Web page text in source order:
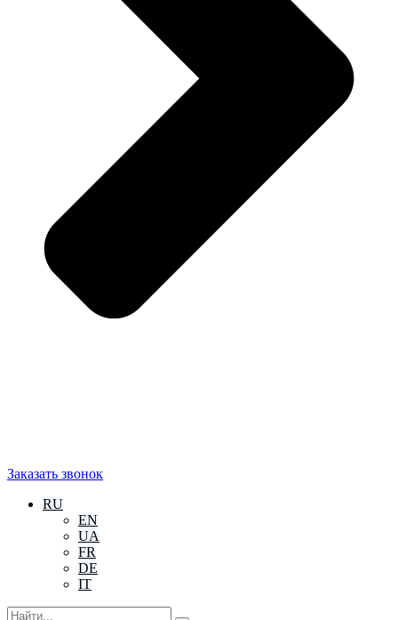
Заказать звонок
RU
EN
UA
FR
DE
IT